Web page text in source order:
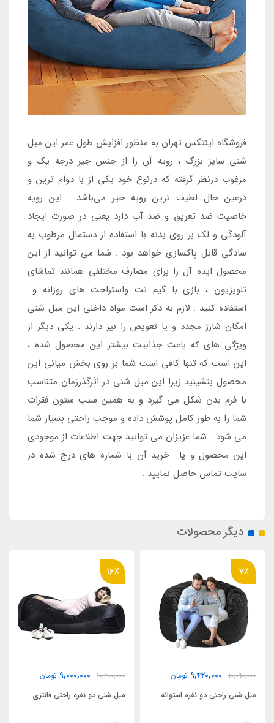
فروشگاه اینتکس تهران به منظور افزایش طول عمر این مبل
شنی سایز بزرگ ، رویه آن را از جنس جیر درجه یک و
مرغوب درنظر گرفته که درنوع خود یکی از با دوام ترین و
درعین حال لطیف ترین رویه جیر می‌باشد . این رویه
خاصیت ضد تعریق و ضد آب دارد یعنی در صورت ایجاد
آلودگی و لک بر روی بدنه با استفاده از دستمال مرطوب به
سادگی قابل پاکسازی خواهد بود . شما می توانید از این
محصول ایده آل را برای مصارف مختلفی همانند تماشای
تلویزیون ، بازی با گیم نت واستراحت های روزانه و..
استفاده کنید . لازم به ذکر است مواد داخلی این مبل شنی
امکان شارژ مجدد و یا تعویض را نیز دارند . یکی دیگر از
ویژگی های که باعث جذابیت بیشتر این محصول شده ،
این است که تنها کافی است شما بر روی بخش میانی این
محصول بنشینید زیرا این مبل شنی در اثرگذرزمان متناسب
با فرم بدن شکل می گیرد و به همین سبب ستون فقرات
شما را به طور کامل پوشش داده و موجب راحتی بسیار شما
می شود . شما عزیزان می توانید جهت اطلاعات از موجودی
این محصول و یا خرید آن با شماره های درج شده در
سایت تماس حاصل نمایید .
دیگر محصولات
7٪
10,090,000
9,420,000 تومان
مبل شنی راحتی دو نفره استوانه
16٪
10,600,000
9,000,000 تومان
مبل شنی دو نفره راحتی فانتزی